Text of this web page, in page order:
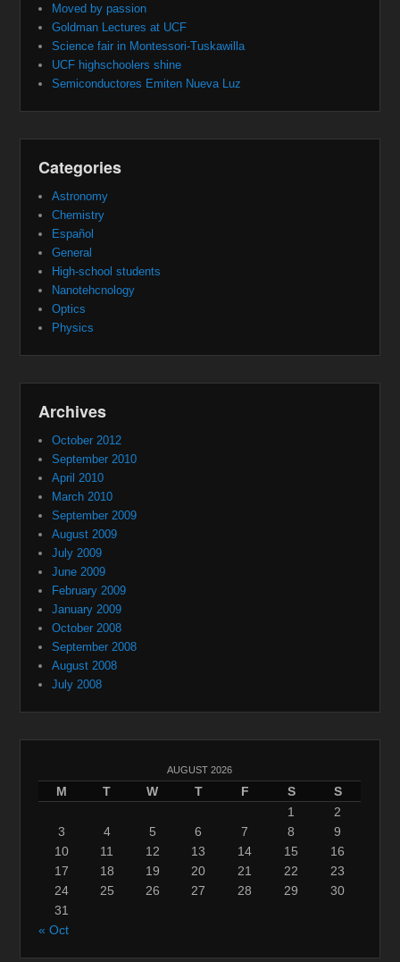
Moved by passion
Goldman Lectures at UCF
Science fair in Montessori-Tuskawilla
UCF highschoolers shine
Semiconductores Emiten Nueva Luz
Categories
Astronomy
Chemistry
Español
General
High-school students
Nanotehcnology
Optics
Physics
Archives
October 2012
September 2010
April 2010
March 2010
September 2009
August 2009
July 2009
June 2009
February 2009
January 2009
October 2008
September 2008
August 2008
July 2008
AUGUST 2026
M T W T F S
S
1
2
3
4 5 6 7 8
9
10
11 12 13 14 15
16
17
18 19 20 21 22
23
24
25 26 27 28 29
30
31
« Oct